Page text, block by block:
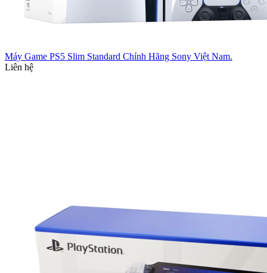
Máy Game PS5 Slim Standard Chính Hãng Sony Việt Nam.
Liên hệ